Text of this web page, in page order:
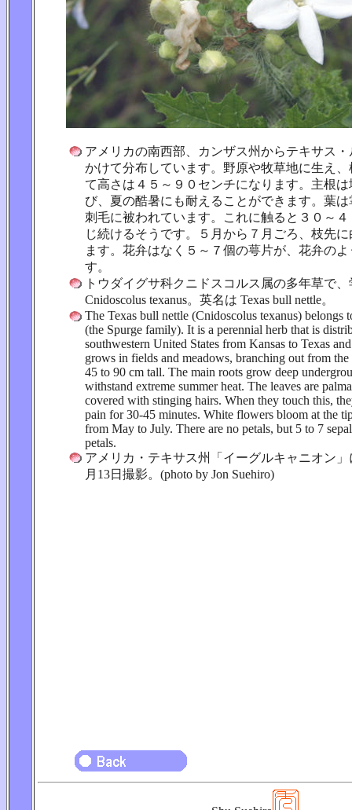
アメリカの南西部、カンザス州からテキサス
かけて分布しています。野原や牧草地に生え
て高さは４５～９０センチになります。主根
び、夏の酷暑にも耐えることができます。葉
刺毛に被われています。これに触ると３０～
じ続けるそうです。５月から７月ごろ、枝先
ます。花弁はなく５～７個の萼片が、花弁の
す。
トウダイグサ科クニドスコルス属の多年草で
Cnidoscolus texanus。英名は Texas bull nettle。
The Texas bull nettle (Cnidoscolus texanus) belongs
(the Spurge family). It is a perennial herb that is
southwestern United States from Kansas to Texas
grows in fields and meadows, branching out from
45 to 90 cm tall. The main roots grow deep
withstand extreme summer heat. The leaves are
covered with stinging hairs. When they touch this,
pain for 30-45 minutes. White flowers bloom at the
from May to July. There are no petals, but 5 to 7
petals.
アメリカ・テキサス州「イーグルキャニオン」
月13日撮影。(photo by Jon Suehiro)